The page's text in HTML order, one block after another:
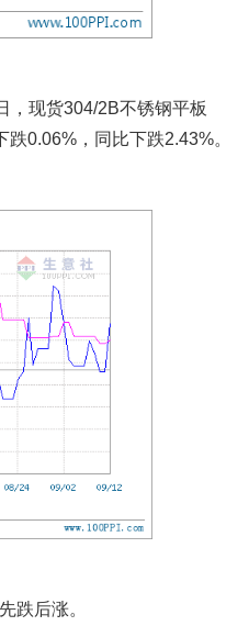
现货304/2B不锈钢平板
0.06%，同比下跌2.43%。
跌后涨。